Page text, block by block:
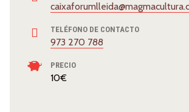
TELÉFONO DE CONTACTO
973 270 788
PRECIO
10€